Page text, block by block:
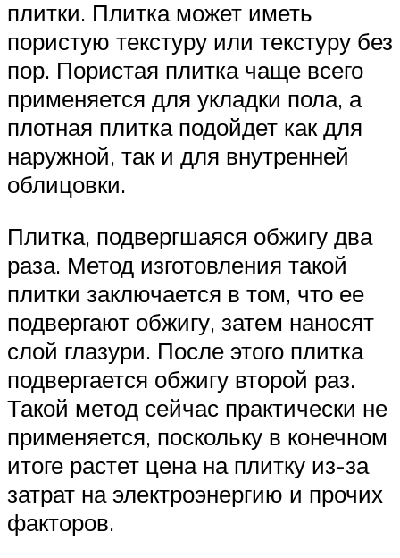
плитки. Плитка может иметь
пористую текстуру или текстуру без
пор. Пористая плитка чаще всего
применяется для укладки пола, а
плотная плитка подойдет как для
наружной, так и для внутренней
облицовки.
Плитка, подвергшаяся обжигу два
раза. Метод изготовления такой
плитки заключается в том, что ее
подвергают обжигу, затем наносят
слой глазури. После этого плитка
подвергается обжигу второй раз.
Такой метод сейчас практически не
применяется, поскольку в конечном
итоге растет цена на плитку из-за
затрат на электроэнергию и прочих
факторов.